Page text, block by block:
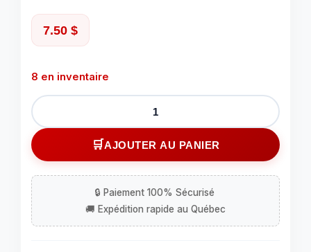
7.50 $
8 en inventaire
quantité
de
SEMI-
CONDUCTEURS
STR3035
AJOUTER AU PANIER